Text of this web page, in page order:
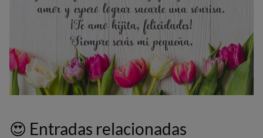
😍 Entradas relacionadas